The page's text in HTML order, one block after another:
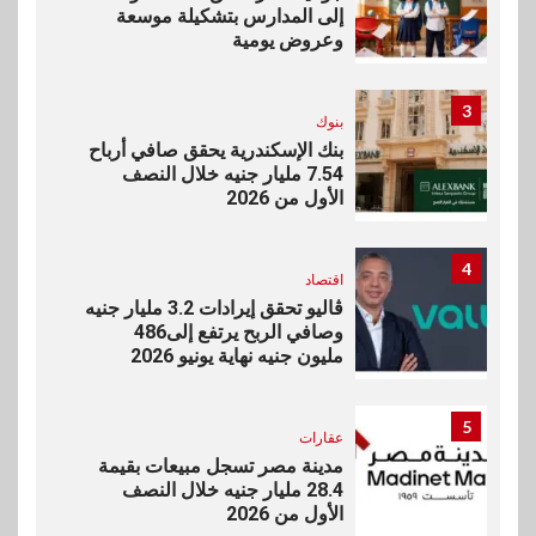
إلى المدارس بتشكيلة موسعة
وعروض يومية
3
بنوك
بنك الإسكندرية يحقق صافي أرباح
7.54 مليار جنيه خلال النصف
الأول من 2026
4
اقتصاد
ڤاليو تحقق إيرادات 3.2 مليار جنيه
وصافي الربح يرتفع إلى486
مليون جنيه نهاية يونيو 2026
5
عقارات
مدينة مصر تسجل مبيعات بقيمة
28.4 مليار جنيه خلال النصف
الأول من 2026